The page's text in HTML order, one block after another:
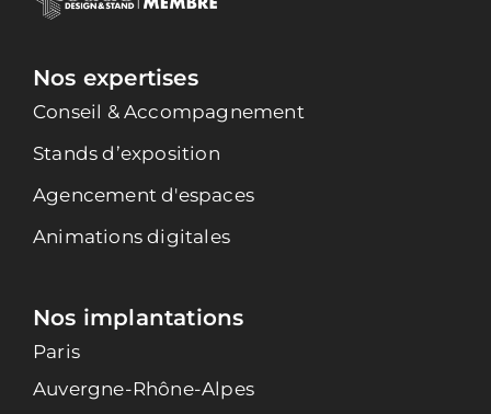
Nos expertises
Conseil & Accompagnement
Stands d’exposition
Agencement d'espaces
Animations digitales
Nos implantations
Paris
Auvergne-Rhône-Alpes